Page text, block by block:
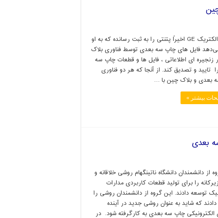
جنرال الکتریک GE اخیراً پتنتی را به ثبت رسانده که به او
فایل های چاپ سه بعدی توسط فناوری بلاک
زنجیره ای اطلاعاتی ، فایل ها و قطعات چاپ سه
تایید و تصدیق کند. از آنجا که هر دو فناوری
بعدی و بلاک چین با …
بیشتر »
از دانشمندان دانشگاه ناتینگهام روشی خلاقانه و
را برای تولید قطعات کاربردی مدارات
توسعه دادند. این گروه از دانشمندان روشی را
که شاید به عنوان روشی جدید در آینده
الکترونیکی چاپ سه بعدی به کارگرفته شود. در